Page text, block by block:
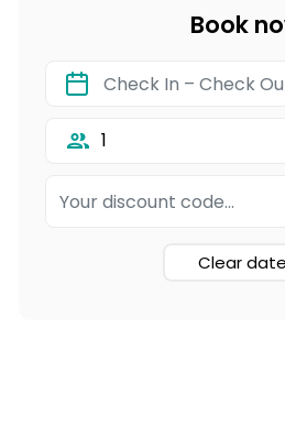
Book
1
Clear